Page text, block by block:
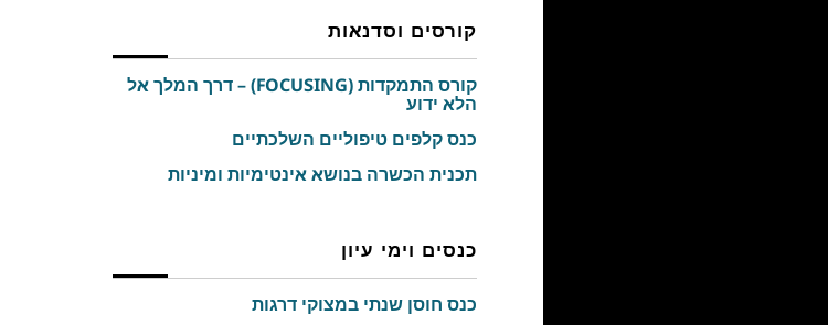
קורסים וסדנאות
קורס התמקדות (FOCUSING) – דרך המלך אל
הלא ידוע
כנס קלפים טיפוליים השלכתיים
תכנית הכשרה בנושא אינטימיות ומיניות
כנסים וימי עיון
כנס חוסן שנתי במצוקי דרגות